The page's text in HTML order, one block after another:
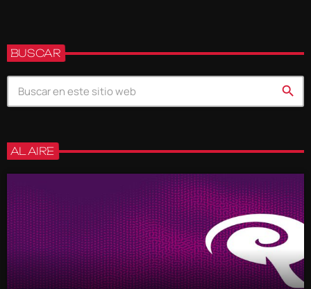
BUSCAR
search
AL AIRE